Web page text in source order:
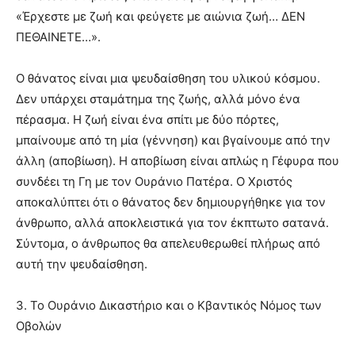
«Έρχεστε με ζωή και φεύγετε με αιώνια ζωή… ΔΕΝ
ΠΕΘΑΙΝΕΤΕ…».
Ο θάνατος είναι μια ψευδαίσθηση του υλικού κόσμου.
Δεν υπάρχει σταμάτημα της ζωής, αλλά μόνο ένα
πέρασμα. Η ζωή είναι ένα σπίτι με δύο πόρτες,
μπαίνουμε από τη μία (γέννηση) και βγαίνουμε από την
άλλη (αποβίωση). Η αποβίωση είναι απλώς η Γέφυρα που
συνδέει τη Γη με τον Ουράνιο Πατέρα. Ο Χριστός
αποκαλύπτει ότι ο θάνατος δεν δημιουργήθηκε για τον
άνθρωπο, αλλά αποκλειστικά για τον έκπτωτο σατανά.
Σύντομα, ο άνθρωπος θα απελευθερωθεί πλήρως από
αυτή την ψευδαίσθηση.
3. Το Ουράνιο Δικαστήριο και ο Κβαντικός Νόμος των
Οβολών